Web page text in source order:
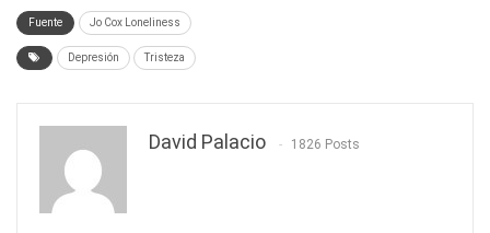
Fuente Jo Cox Loneliness
Depresión Tristeza
David Palacio 1826 Posts